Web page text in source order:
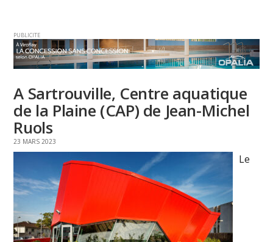
PUBLICITE
A Sartrouville, Centre aquatique
de la Plaine (CAP) de Jean-Michel
Ruols
23 MARS 2023
Le